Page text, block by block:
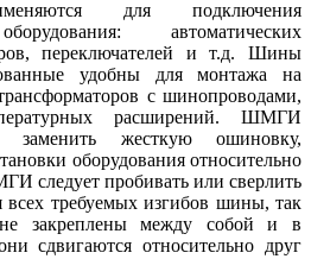
для подключения
автоматических
переключателей и т.д. Шины
удобны для монтажа на
с шинопроводами,
расширений. ШМГИ
заменить жесткую ошиновку,
оборудования относительно
следует пробивать или сверлить
всех требуемых изгибов шины, так
закреплены между собой и в
сдвигаются относительно друг